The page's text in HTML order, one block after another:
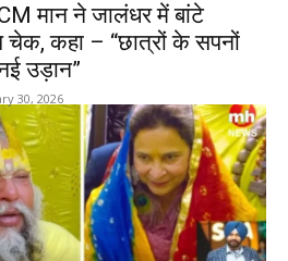
मान ने जालंधर में बांटे
चेक, कहा – “छात्रों के सपनों
उड़ान”
30, 2026